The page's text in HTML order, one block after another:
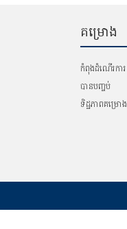
គម្រោង
កំពុងដំណើរការ
បានបញ្ច​ប់
ទិដ្ឋភាពគម្រោង